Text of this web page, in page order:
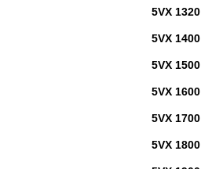
5VX 1320
5VX 1400
5VX 1500
5VX 1600
5VX 1700
5VX 1800